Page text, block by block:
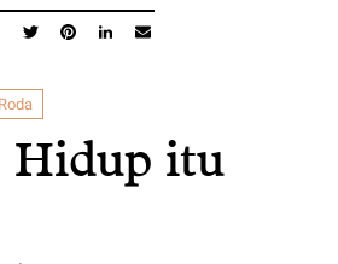
Roda
Hidup itu